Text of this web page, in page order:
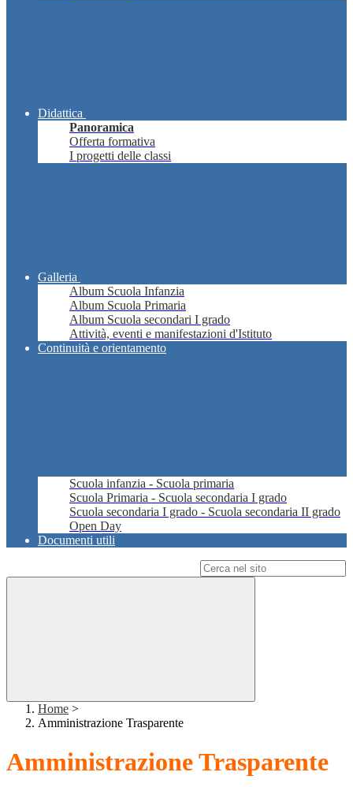
Didattica
Panoramica
Offerta formativa
I progetti delle classi
Galleria
Album Scuola Infanzia
Album Scuola Primaria
Album Scuola secondari I grado
Attività, eventi e manifestazioni d'Istituto
Continuità e orientamento
Scuola infanzia - Scuola primaria
Scuola Primaria - Scuola secondaria I grado
Scuola secondaria I grado - Scuola secondaria II grado
Open Day
Documenti utili
Home >
Amministrazione Trasparente
Amministrazione Trasparente